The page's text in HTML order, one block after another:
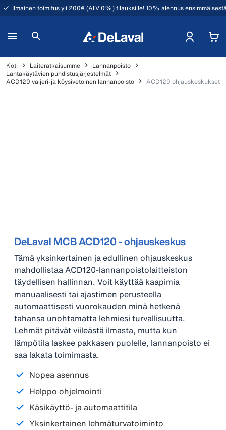
Ilmainen toimitus yli 200€ (ALV 0%) tilauksille! 10% alennus
Koti Laiteratkaisumme
Lannanpoisto
Lantakäytävien puhdistusjärjestelmät
ACD120 vaijeri-ja köysivetoinen lannanpoisto
ACD120 ohjauskeskukset
DeLaval MCB ACD120 - ohjauskeskus
Tämä yksinkertainen ja edullinen ohjauskeskus
mahdollistaa ACD120-lannanpoistolaitteiston
täydellisen hallinnan. Voit käyttää kaapimia
manuaalisesti tai ajastimen perusteella
automaattisesti vuorokauden minä hetkenä
tahansa unohtamatta lehmiesi turvallisuutta.
Lehmät pitävät viileästä ilmasta, mutta kun
lämpötila laskee pakkasen puolelle, lannanpoisto ei
saa lakata toimimasta.
Nopea asennus
Helppo ohjelmointi
Käsikäyttö- ja automaattitila
Yksinkertainen lehmäturvatoiminto